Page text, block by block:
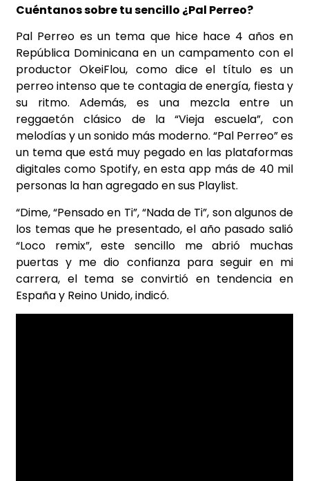
Cuéntanos sobre tu sencillo ¿Pal Perreo?
Pal Perreo es un tema que hice hace 4 años en
República Dominicana en un campamento con el
productor OkeiFlou, como dice el título es un
perreo intenso que te contagia de energía, fiesta y
su ritmo. Además, es una mezcla entre un
reggaetón clásico de la “Vieja escuela”, con
melodías y un sonido más moderno. “Pal Perreo” es
un tema que está muy pegado en las plataformas
digitales como Spotify, en esta app más de 40 mil
personas la han agregado en sus Playlist.
“Dime, “Pensado en Ti”, “Nada de Ti”, son algunos de
los temas que he presentado, el año pasado salió
“Loco remix”, este sencillo me abrió muchas
puertas y me dio confianza para seguir en mi
carrera, el tema se convirtió en tendencia en
España y Reino Unido, indicó.